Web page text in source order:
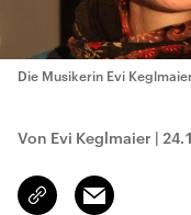
Die Musikerin Evi
Von Evi Keglmaier |
Link
kopieren/teilen
Email